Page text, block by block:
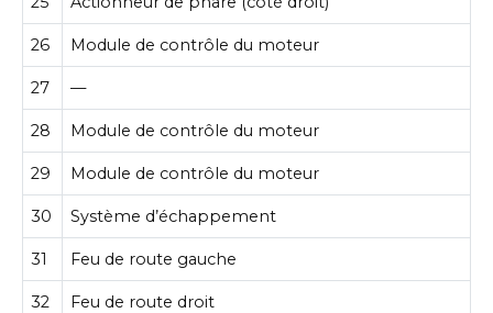
26 Module de contrôle du moteur
27 —
28 Module de contrôle du moteur
29 Module de contrôle du moteur
30 Système d’échappement
31 Feu de route gauche
32 Feu de route droit